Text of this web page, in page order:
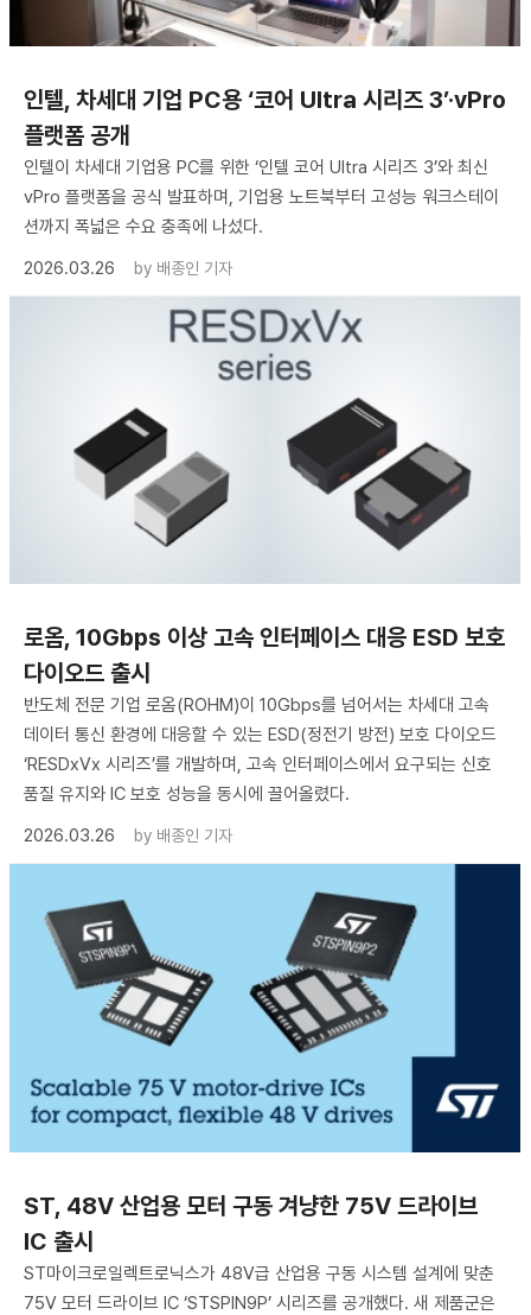
인텔, 차세대 기업 PC용 ‘코어 Ultra 시리즈 3’·vPro
플랫폼 공개
인텔이 차세대 기업용 PC를 위한 ‘인텔 코어 Ultra 시리즈 3’와 최신
vPro 플랫폼을 공식 발표하며, 기업용 노트북부터 고성능 워크스테이
션까지 폭넓은 수요 충족에 나섰다.
2026.03.26
by 배종인 기자
로옴, 10Gbps 이상 고속 인터페이스 대응 ESD 보호
다이오드 출시
반도체 전문 기업 로옴(ROHM)이 10Gbps를 넘어서는 차세대 고속
데이터 통신 환경에 대응할 수 있는 ESD(정전기 방전) 보호 다이오드
‘RESDxVx 시리즈’를 개발하며, 고속 인터페이스에서 요구되는 신호
품질 유지와 IC 보호 성능을 동시에 끌어올렸다.
2026.03.26
by 배종인 기자
ST, 48V 산업용 모터 구동 겨냥한 75V 드라이브
IC 출시
ST마이크로일렉트로닉스가 48V급 산업용 구동 시스템 설계에 맞춘
75V 모터 드라이브 IC ‘STSPIN9P’ 시리즈를 공개했다. 새 제품군은